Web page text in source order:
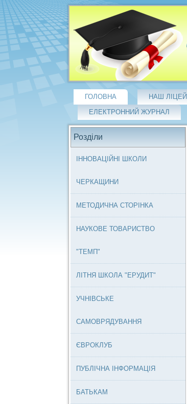
ГОЛОВНА НАШ ЛІЦЕЙ
ЕЛЕКТРОННИЙ ЖУРНАЛ
Розділи
ІННОВАЦІЙНІ ШКОЛИ
ЧЕРКАЩИНИ
МЕТОДИЧНА СТОРІНКА
НАУКОВЕ ТОВАРИСТВО
"ТЕМП"
ЛІТНЯ ШКОЛА "ЕРУДИТ"
УЧНІВСЬКЕ
САМОВРЯДУВАННЯ
ЄВРОКЛУБ
ПУБЛІЧНА ІНФОРМАЦІЯ
БАТЬКАМ